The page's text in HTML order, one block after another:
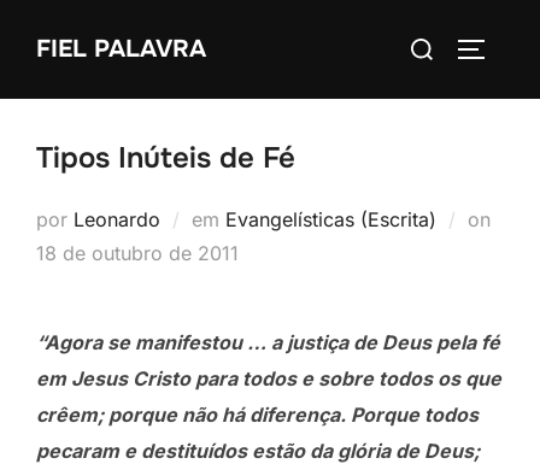
FIEL PALAVRA
Pesquisar
Tipos Inúteis de Fé
por Leonardo em Evangelísticas (Escrita) on
18 de outubro de 2011
“Agora se manifestou … a justiça de Deus pela fé
em Jesus Cristo para todos e sobre todos os que
crêem; porque não há diferença. Porque todos
pecaram e destituídos estão da glória de Deus;